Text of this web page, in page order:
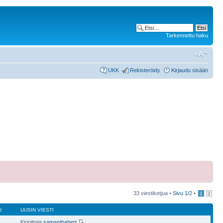
Tarkennettu haku
UKK Rekisteröidy Kirjaudu sisään
33 viestiketjua • Sivu 1/2 • 1 2
UUSIN VIESTI
Kirjoittajasamanthabert